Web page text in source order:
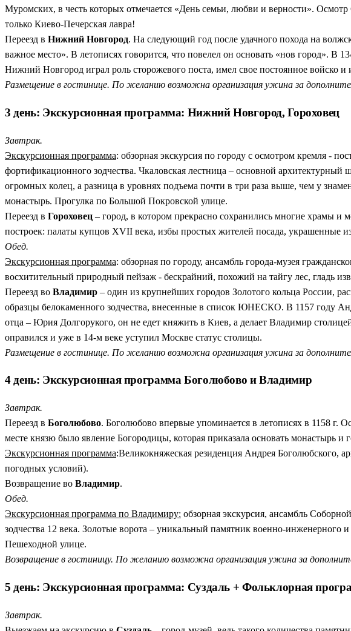
Муромских, в честь которых отмечается «День семьи, любви и верности».
только Киево-Печерская лавра!
Переезд в Нижний Новгород. На следующий год после удачного похода на
важное место». В летописях говорится, что повелел он основать «нов город». В
Нижний Новгород играл роль сторожевого поста, имел свое постоянное войско
Размещение в гостинице. По желанию возможна организация ужина за
3 день: Экскурсионная программа: Нижний Новгород, Гороховец
Завтрак.
Экскурсионная программа: обзорная экскурсия по городу с осмотром кремля -
фортификационного зодчества. Чкаловская лестница – основной
огромных колец, а разница в уровнях подъема почти в три раза выше, чем у
монастырь. Прогулка по Большой Покровской улице.
Переезд в Гороховец – город, в котором прекрасно сохранились многие храмы и
построек: палаты купцов XVII века, избы простых жителей посада, украшенные
Обед.
Экскурсионная программа: обзорная по городу, ансамбль города-музея
восхитительный природный пейзаж - бескрайний, похожий на тайгу лес, гладь
Переезд во Владимир – один из крупнейших городов Золотого кольца России,
образцы белокаменного зодчества, внесенные в список ЮНЕСКО. В 1157 году
отца – Юрия Долгорукого, он не едет княжить в Киев, а делает Владимир
оправился и уже в 14-м веке уступил Москве статус столицы.
Размещение в гостинице. По желанию возможна организация ужина за
4 день: Экскурсионная программа Боголюбово и Владимир
Завтрак.
Переезд в Боголюбово. Боголюбово впервые упоминается в летописях в 1158 г.
месте князю было явление Богородицы, которая приказала основать монастырь и
Экскурсионная программа:Великокняжеская резиденция Андрея Боголюбского,
погодных условий).
Возвращение во Владимир.
Обед.
Экскурсионная программа по Владимиру: обзорная экскурсия, ансамбль
зодчества 12 века. Золотые ворота – уникальный памятник военно-инженерного
Пешеходной улице.
Возвращение в гостиницу. По желанию возможна организация ужина за
5 день: Экскурсионная программа: Суздаль + Фольклорная
Завтрак.